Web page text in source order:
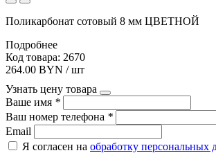
Поликарбонат сотовый 8 мм ЦВЕТНОЙ
Подробнее
Код товара: 2670
264.00 BYN / шт
Узнать цену товара
Ваше имя *
Ваш номер телефона *
Email
Я согласен на обработку персональных